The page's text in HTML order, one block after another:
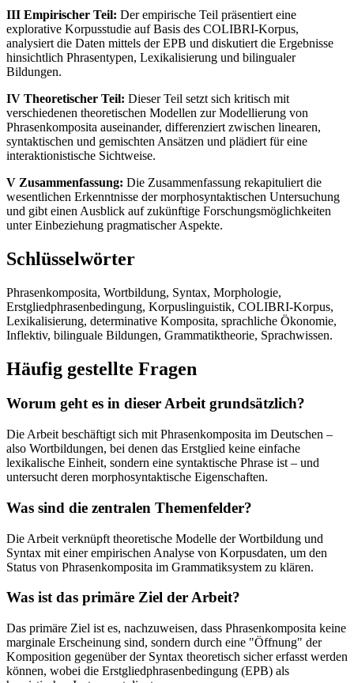
III Empirischer Teil: Der empirische Teil präsentiert eine
explorative Korpusstudie auf Basis des COLIBRI-Korpus,
analysiert die Daten mittels der EPB und diskutiert die Ergebnisse
hinsichtlich Phrasentypen, Lexikalisierung und bilingualer
Bildungen.
IV Theoretischer Teil: Dieser Teil setzt sich kritisch mit
verschiedenen theoretischen Modellen zur Modellierung von
Phrasenkomposita auseinander, differenziert zwischen linearen,
syntaktischen und gemischten Ansätzen und plädiert für eine
interaktionistische Sichtweise.
V Zusammenfassung: Die Zusammenfassung rekapituliert die
wesentlichen Erkenntnisse der morphosyntaktischen Untersuchung
und gibt einen Ausblick auf zukünftige Forschungsmöglichkeiten
unter Einbeziehung pragmatischer Aspekte.
Schlüsselwörter
Phrasenkomposita, Wortbildung, Syntax, Morphologie,
Erstgliedphrasenbedingung, Korpuslinguistik, COLIBRI-Korpus,
Lexikalisierung, determinative Komposita, sprachliche Ökonomie,
Inflektiv, bilinguale Bildungen, Grammatiktheorie, Sprachwissen.
Häufig gestellte Fragen
Worum geht es in dieser Arbeit grundsätzlich?
Die Arbeit beschäftigt sich mit Phrasenkomposita im Deutschen –
also Wortbildungen, bei denen das Erstglied keine einfache
lexikalische Einheit, sondern eine syntaktische Phrase ist – und
untersucht deren morphosyntaktische Eigenschaften.
Was sind die zentralen Themenfelder?
Die Arbeit verknüpft theoretische Modelle der Wortbildung und
Syntax mit einer empirischen Analyse von Korpusdaten, um den
Status von Phrasenkomposita im Grammatiksystem zu klären.
Was ist das primäre Ziel der Arbeit?
Das primäre Ziel ist es, nachzuweisen, dass Phrasenkomposita keine
marginale Erscheinung sind, sondern durch eine "Öffnung" der
Komposition gegenüber der Syntax theoretisch sicher erfasst werden
können, wobei die Erstgliedphrasenbedingung (EPB) als